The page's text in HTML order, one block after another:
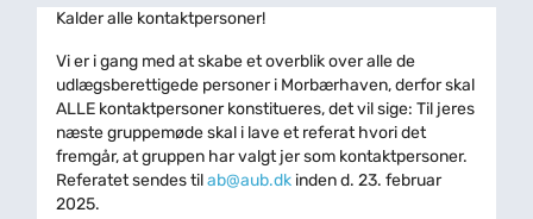
Kalder alle kontaktpersoner!
Vi er i gang med at skabe et overblik over alle de
udlægsberettigede personer i Morbærhaven, derfor skal
ALLE kontaktpersoner konstitueres, det vil sige: Til jeres
næste gruppemøde skal i lave et referat hvori det
fremgår, at gruppen har valgt jer som kontaktpersoner.
Referatet sendes tilab@aub.dkinden d. 23. februar
2025.